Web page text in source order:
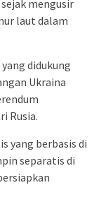
mengusir
laut dalam
didukung
Ukraina
Rusia.
yang berbasis di
separatis di